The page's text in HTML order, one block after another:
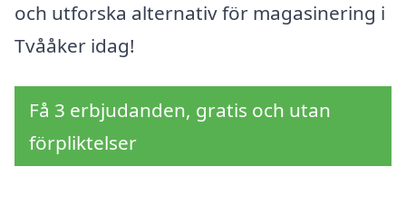
och utforska alternativ för magasinering i
Tvååker idag!
Få 3 erbjudanden, gratis och utan
förpliktelser